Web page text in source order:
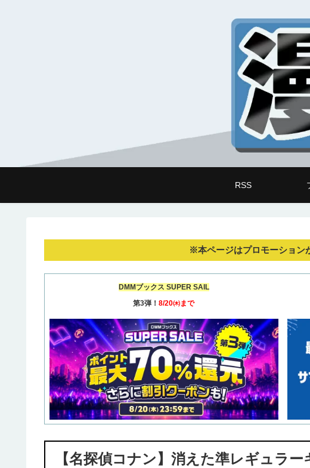
RSS
※本ページはプロモーション
DMMブックス SUPER SAIL
第3弾！ 8/20㈭まで
【名探偵コナン】消えた準レギュラ